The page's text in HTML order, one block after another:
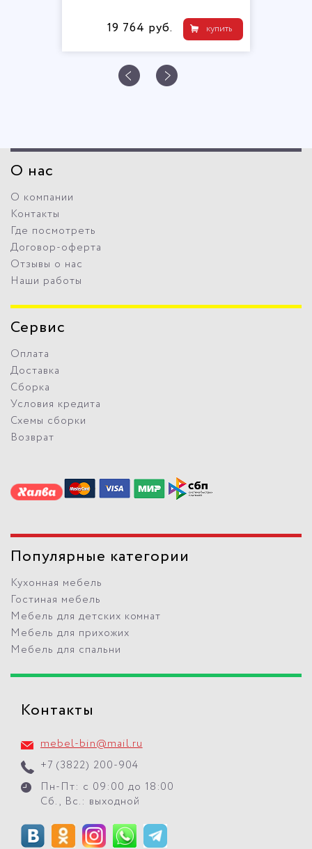
купить
О нас
О компании
Контакты
Где посмотреть
Договор-оферта
Отзывы о нас
Наши работы
Сервис
Оплата
Доставка
Сборка
Условия кредита
Схемы сборки
Возврат
Популярные категории
Кухонная мебель
Гостиная мебель
Мебель для детских комнат
Мебель для прихожих
Мебель для спальни
Контакты
mebel-bin@mail.ru
+7 (3822) 200-904
Пн-Пт: с 09:00 до 18:00
Сб., Вс.: выходной